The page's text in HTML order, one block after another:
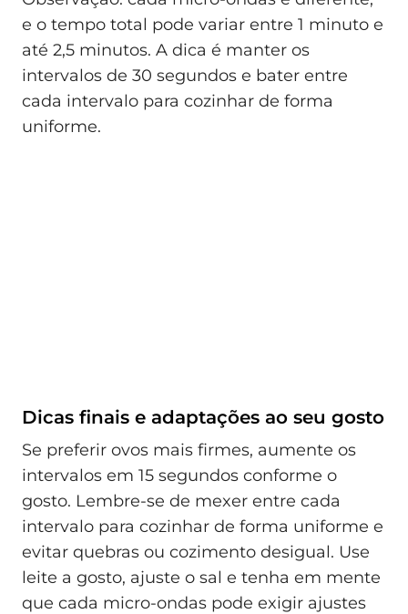
e o tempo total pode variar entre 1 minuto e
até 2,5 minutos. A dica é manter os
intervalos de 30 segundos e bater entre
cada intervalo para cozinhar de forma
uniforme.
Dicas finais e adaptações ao seu gosto
Se preferir ovos mais firmes, aumente os
intervalos em 15 segundos conforme o
gosto. Lembre-se de mexer entre cada
intervalo para cozinhar de forma uniforme e
evitar quebras ou cozimento desigual. Use
leite a gosto, ajuste o sal e tenha em mente
que cada micro-ondas pode exigir ajustes